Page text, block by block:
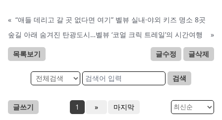
« “애들 데리고 갈 곳 없다면 여기” 벨뷰 실내·야외 키즈 명소 8곳
숲길 아래 숨겨진 탄광도시…벨뷰 ‘코얼 크릭 트레일’의 시간여행
»
목록보기 글수정 글삭제
검색
글쓰기 1 » 마지막